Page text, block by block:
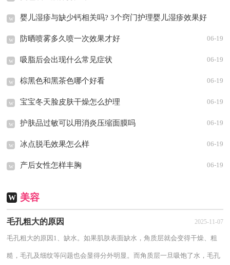
w 婴儿湿疹与缺少钙相关吗? 3个窍门护理婴儿湿疹效果好
06-19
w 防晒喷雾多久喷一次效果才好 06-19
w 吸脂后会出现什么常见症状 06-19
w 棕黑色和黑茶色哪个好看 06-19
w 宝宝冬天脸皮肤干燥怎么护理 06-19
w 护肤品过敏可以用消炎压缩面膜吗 06-19
w 冰点脱毛效果怎么样 06-19
w 产后女性怎样丰胸 06-19
W 美容
毛孔粗大的原因 2025-11-07
毛孔粗大的原因1、缺水。如果肌肤表面缺水，角质层就会变得干燥、粗
糙，毛孔及细纹等问题也会显得分外明显。而角质层一旦吸饱了水，毛孔